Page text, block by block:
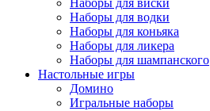
Наборы для виски
Наборы для водки
Наборы для коньяка
Наборы для ликера
Наборы для шампанского
Настольные игры
Домино
Игральные наборы